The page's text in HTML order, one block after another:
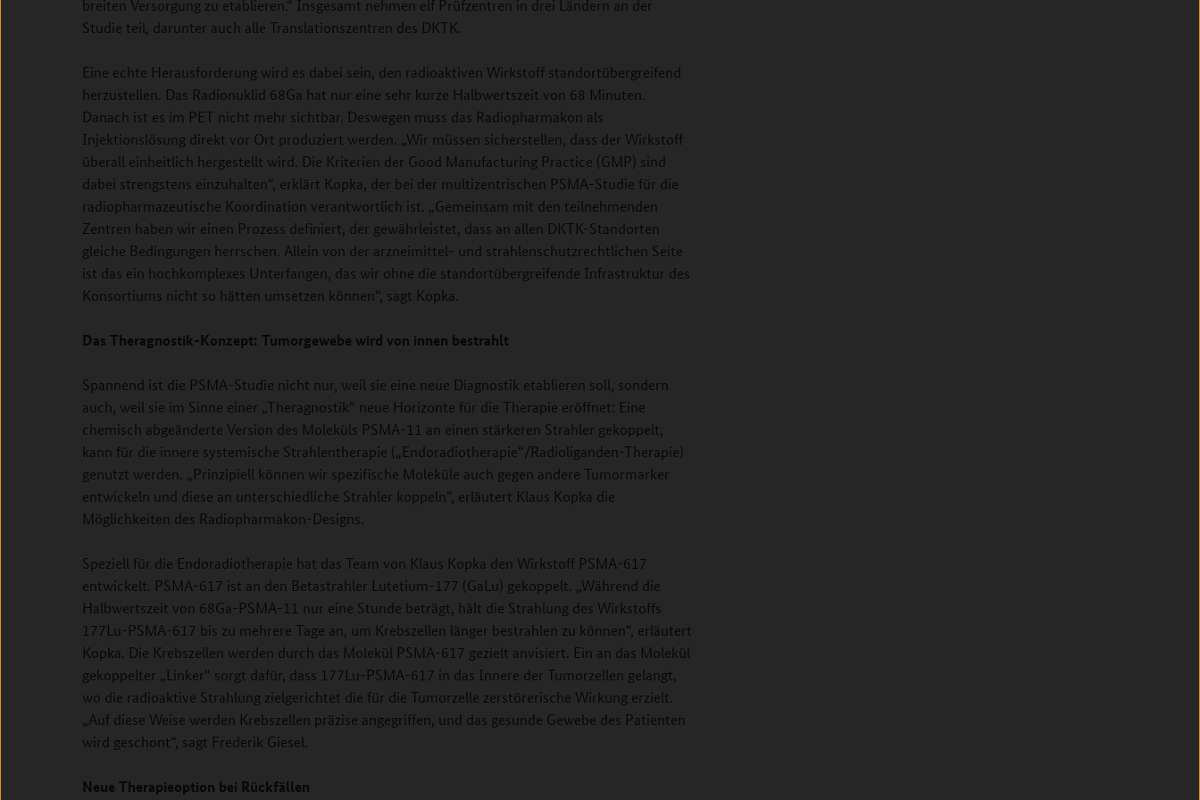
breiten Versorgung zu etablieren.“ Insgesamt nehmen elf Prüfzentren in drei Ländern an der
Studie teil, darunter auch alle Translationszentren des DKTK.
Eine echte Herausforderung wird es dabei sein, den radioaktiven Wirkstoff standortübergreifend
herzustellen. Das Radionuklid 68Ga hat nur eine sehr kurze Halbwertszeit von 68 Minuten.
Danach ist es im PET nicht mehr sichtbar. Deswegen muss das Radiopharmakon als
Injektionslösung direkt vor Ort produziert werden. „Wir müssen sicherstellen, dass der Wirkstoff
überall einheitlich hergestellt wird. Die Kriterien der Good Manufacturing Practice (GMP) sind
dabei strengstens einzuhalten“, erklärt Kopka, der bei der multizentrischen PSMA-Studie für die
radiopharmazeutische Koordination verantwortlich ist. „Gemeinsam mit den teilnehmenden
Zentren haben wir einen Prozess definiert, der gewährleistet, dass an allen DKTK-Standorten
gleiche Bedingungen herrschen. Allein von der arzneimittel- und strahlenschutzrechtlichen Seite
ist das ein hochkomplexes Unterfangen, das wir ohne die standortübergreifende Infrastruktur des
Konsortiums nicht so hätten umsetzen können“, sagt Kopka.
Das Theragnostik-Konzept: Tumorgewebe wird von innen bestrahlt
Spannend ist die PSMA-Studie nicht nur, weil sie eine neue Diagnostik etablieren soll, sondern
auch, weil sie im Sinne einer „Theragnostik“ neue Horizonte für die Therapie eröffnet: Eine
chemisch abgeänderte Version des Moleküls PSMA-11 an einen stärkeren Strahler gekoppelt,
kann für die innere systemische Strahlentherapie („Endoradiotherapie“/Radioliganden-Therapie)
genutzt werden. „Prinzipiell können wir spezifische Moleküle auch gegen andere Tumormarker
entwickeln und diese an unterschiedliche Strahler koppeln“, erläutert Klaus Kopka die
Möglichkeiten des Radiopharmakon-Designs.
Speziell für die Endoradiotherapie hat das Team von Klaus Kopka den Wirkstoff PSMA-617
entwickelt. PSMA-617 ist an den Betastrahler Lutetium-177 (GaLu) gekoppelt. „Während die
Halbwertszeit von 68Ga-PSMA-11 nur eine Stunde beträgt, hält die Strahlung des Wirkstoffs
177Lu-PSMA-617 bis zu mehrere Tage an, um Krebszellen länger bestrahlen zu können“, erläutert
Kopka. Die Krebszellen werden durch das Molekül PSMA-617 gezielt anvisiert. Ein an das Molekül
gekoppelter „Linker“ sorgt dafür, dass 177Lu-PSMA-617 in das Innere der Tumorzellen gelangt,
wo die radioaktive Strahlung zielgerichtet die für die Tumorzelle zerstörerische Wirkung erzielt.
„Auf diese Weise werden Krebszellen präzise angegriffen, und das gesunde Gewebe des Patienten
wird geschont“, sagt Frederik Giesel.
Neue Therapieoption bei Rückfällen